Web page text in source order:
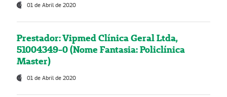
01 de Abril de 2020
Prestador: Vipmed Clínica Geral Ltda,
51004349-0 (Nome Fantasia: Policlínica
Master)
01 de Abril de 2020